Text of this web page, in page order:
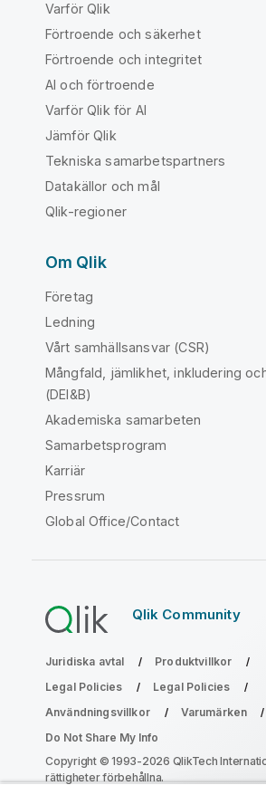
Varför Qlik
Förtroende och säkerhet
Förtroende och integritet
AI och förtroende
Varför Qlik för AI
Jämför Qlik
Tekniska samarbetspartners
Datakällor och mål
Qlik-regioner
Om Qlik
Företag
Ledning
Vårt samhällsansvar (CSR)
Mångfald, jämlikhet, inkludering
(DEI&B)
Akademiska samarbeten
Samarbetsprogram
Karriär
Pressrum
Global Office/Contact
Qlik Community
Juridiska avtal
Produktvillkor
Legal Policies
Legal Policies
Användningsvillkor
Varumärken
Do Not Share My Info
Copyright © 1993-2026 QlikTech
rättigheter förbehållna.